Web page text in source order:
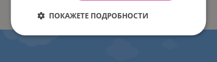
ПОКАЖЕТЕ ПОДРОБНОСТИ